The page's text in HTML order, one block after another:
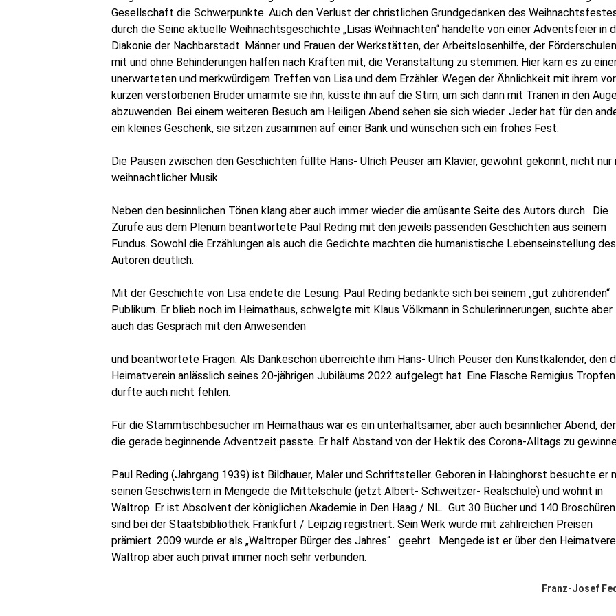
Gesellschaft die Schwerpunkte. Auch den Verlust der christlichen Grundgedanken des
durch die Seine aktuelle Weihnachtsgeschichte „Lisas Weihnachten“ handelte von einer Adventsfeier in
Diakonie der Nachbarstadt. Männer und Frauen der Werkstätten, der Arbeitslosenhilfe, der
mit und ohne Behinderungen halfen nach Kräften mit, die Veranstaltung zu stemmen. Hier kam es zu
unerwarteten und merkwürdigem Treffen von Lisa und dem Erzähler. Wegen der Ähnlichkeit mit ihrem vor
kurzen verstorbenen Bruder umarmte sie ihn, küsste ihn auf die Stirn, um sich dann mit Tränen in den
abzuwenden. Bei einem weiteren Besuch am Heiligen Abend sehen sie sich wieder. Jeder hat für den
ein kleines Geschenk, sie sitzen zusammen auf einer Bank und wünschen sich ein frohes Fest.
Die Pausen zwischen den Geschichten füllte Hans- Ulrich Peuser am Klavier, gewohnt gekonnt, nicht nur
weihnachtlicher Musik.
Neben den besinnlichen Tönen klang aber auch immer wieder die amüsante Seite des Autors durch. Die
Zurufe aus dem Plenum beantwortete Paul Reding mit den jeweils passenden Geschichten aus seinem
Fundus. Sowohl die Erzählungen als auch die Gedichte machten die humanistische Lebenseinstellung des
Autoren deutlich.
Mit der Geschichte von Lisa endete die Lesung. Paul Reding bedankte sich bei seinem „gut zuhörenden“
Publikum. Er blieb noch im Heimathaus, schwelgte mit Klaus Völkmann in Schulerinnerungen, suchte aber
auch das Gespräch mit den Anwesenden
und beantwortete Fragen. Als Dankeschön überreichte ihm Hans- Ulrich Peuser den Kunstkalender, den
Heimatverein anlässlich seines 20-jährigen Jubiläums 2022 aufgelegt hat. Eine Flasche Remigius Tropfen
durfte auch nicht fehlen.
Für die Stammtischbesucher im Heimathaus war es ein unterhaltsamer, aber auch besinnlicher Abend,
die gerade beginnende Adventzeit passte. Er half Abstand von der Hektik des Corona-Alltags zu
Paul Reding (Jahrgang 1939) ist Bildhauer, Maler und Schriftsteller. Geboren in Habinghorst besuchte er
seinen Geschwistern in Mengede die Mittelschule (jetzt Albert- Schweitzer- Realschule) und wohnt in
Waltrop. Er ist Absolvent der königlichen Akademie in Den Haag / NL. Gut 30 Bücher und 140 Broschüren
sind bei der Staatsbibliothek Frankfurt / Leipzig registriert. Sein Werk wurde mit zahlreichen Preisen
prämiert. 2009 wurde er als „Waltroper Bürger des Jahres“
geehrt. Mengede ist er über den
Waltrop aber auch privat immer noch sehr verbunden.
Franz-Josef